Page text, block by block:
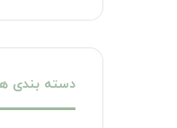
دسته بندی